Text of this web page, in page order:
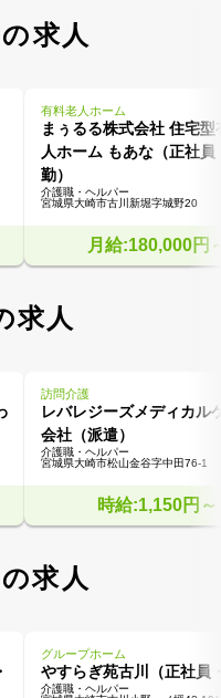
求人
有料老人ホーム
まぅるる株式会社 住宅型
人ホーム もあな（正社員
勤）
介護職・ヘルパー
宮城県大崎市古川新堀字城野20
月給:180,000円
求人
訪問介護
レバレジーズメディカル
会社（派遣）
介護職・ヘルパー
宮城県大崎市松山金谷字中田76-1
時給:1,150円～
求人
グループホーム
やすらぎ苑古川（正社員
介護職・ヘルパー